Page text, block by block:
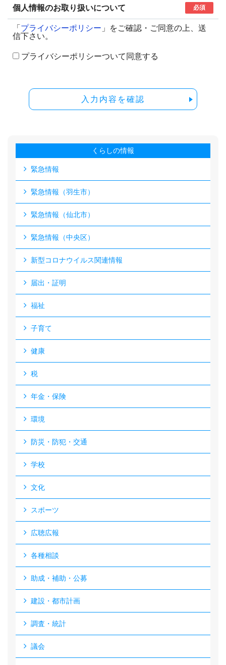
個人情報のお取り扱いについて 必須
「 プライバシーポリシー 」をご確認・ご同意の上、送
信下さい。
プライバシーポリシーついて同意する
入力内容を確認
くらしの情報
緊急情報
緊急情報（羽生市）
緊急情報（仙北市）
緊急情報（中央区）
新型コロナウイルス関連情報
届出・証明
福祉
子育て
健康
税
年金・保険
環境
防災・防犯・交通
学校
文化
スポーツ
広聴広報
各種相談
助成・補助・公募
建設・都市計画
調査・統計
議会